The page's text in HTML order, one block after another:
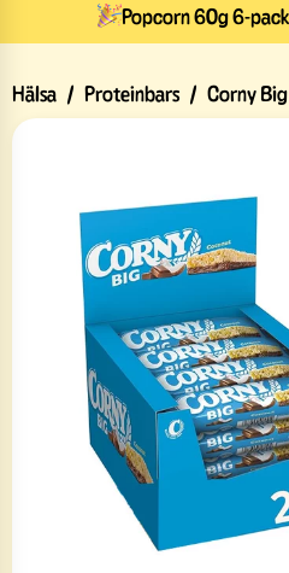
Popcorn 60g 6-
Hälsa / Proteinbars / Corny